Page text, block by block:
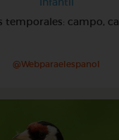
temporales: campo,
@Webparaelespanol